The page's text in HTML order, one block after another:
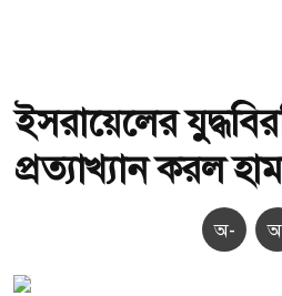
ইসরায়েলের
প্রত্যাখ্যান করল
অ-